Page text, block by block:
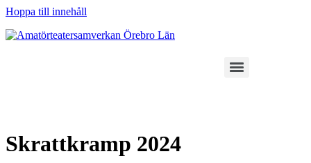
Hoppa till innehåll
Skrattkramp 2024